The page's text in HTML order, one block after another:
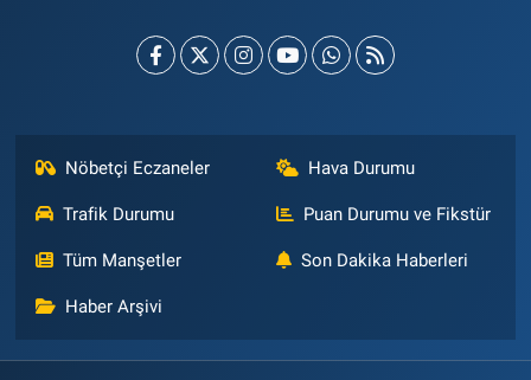
Nöbetçi Eczaneler Hava Durumu
Trafik Durumu Puan Durumu ve Fikstür
Tüm Manşetler Son Dakika Haberleri
Haber Arşivi